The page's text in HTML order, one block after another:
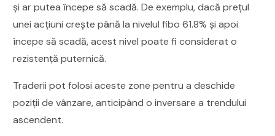
și ar putea începe să scadă. De exemplu, dacă prețul
unei acțiuni crește până la nivelul fibo 61.8% și apoi
începe să scadă, acest nivel poate fi considerat o
rezistență puternică.
Traderii pot folosi aceste zone pentru a deschide
poziții de vânzare, anticipând o inversare a trendului
ascendent.